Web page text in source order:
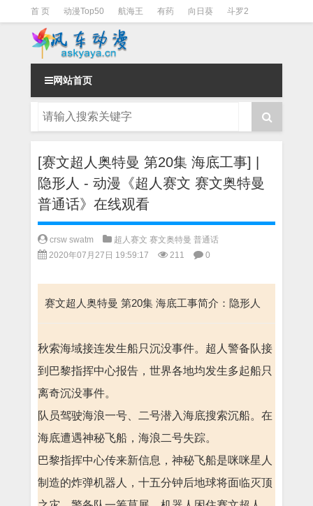
首 页 动漫Top50 航海王 有药 向日葵 斗罗2
斗罗3 火影 一拳超人
网站首页
[赛文超人奥特曼 第20集 海底工事] |
隐形人 - 动漫《超人赛文 赛文奥特曼
普通话》在线观看
crsw swatm
超人赛文 赛文奥特曼 普通话
2020年07月27日 19:59:17
211 0
赛文超人奥特曼 第20集 海底工事简介：隐形人
秋索海域接连发生船只沉没事件。超人警备队接
到巴黎指挥中心报告，世界各地均发生多起船只
离奇沉没事件。
队员驾驶海浪一号、二号潜入海底搜索沉船。在
海底遭遇神秘飞船，海浪二号失踪。
巴黎指挥中心传来新信息，神秘飞船是咪咪星人
制造的炸弹机器人，十五分钟后地球将面临灭顶